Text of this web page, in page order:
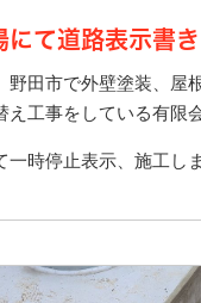
にて道路表示書
野田市で外壁塗装、屋
え工事をしている有限
一時停止表示、施工し